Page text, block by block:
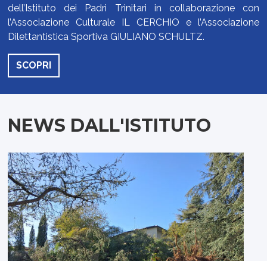
dell’Istituto dei Padri Trinitari in collaborazione con
l’Associazione Culturale IL CERCHIO e l’Associazione
Dilettantistica Sportiva GIULIANO SCHULTZ.
SCOPRI
NEWS DALL'ISTITUTO